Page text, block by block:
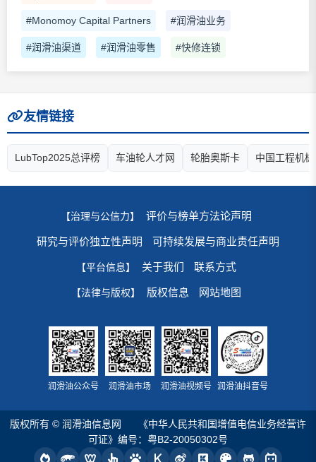
#Monomoy Capital Partners #润滑油业务
#润滑油渠道 #润滑油零售 #快修连锁
友情链接
LubTop2025总评榜 车油轮人才网 轮胎奥斯卡 中国工程机
【治理与公信力】 评价与榜单方法论声明
研究与评价独立性声明 可持续发展与商业责任声明
【平台信息】 关于我们 联系方式
【法律与版权】 版权信息 网站地图
润滑油公众号 润滑油市场 润滑油视频号 润滑油抖音号
版权所有 © 润滑油信息网
《中华人民共和国增值电信业务经营许
可证》编号：粤B2-20050302号